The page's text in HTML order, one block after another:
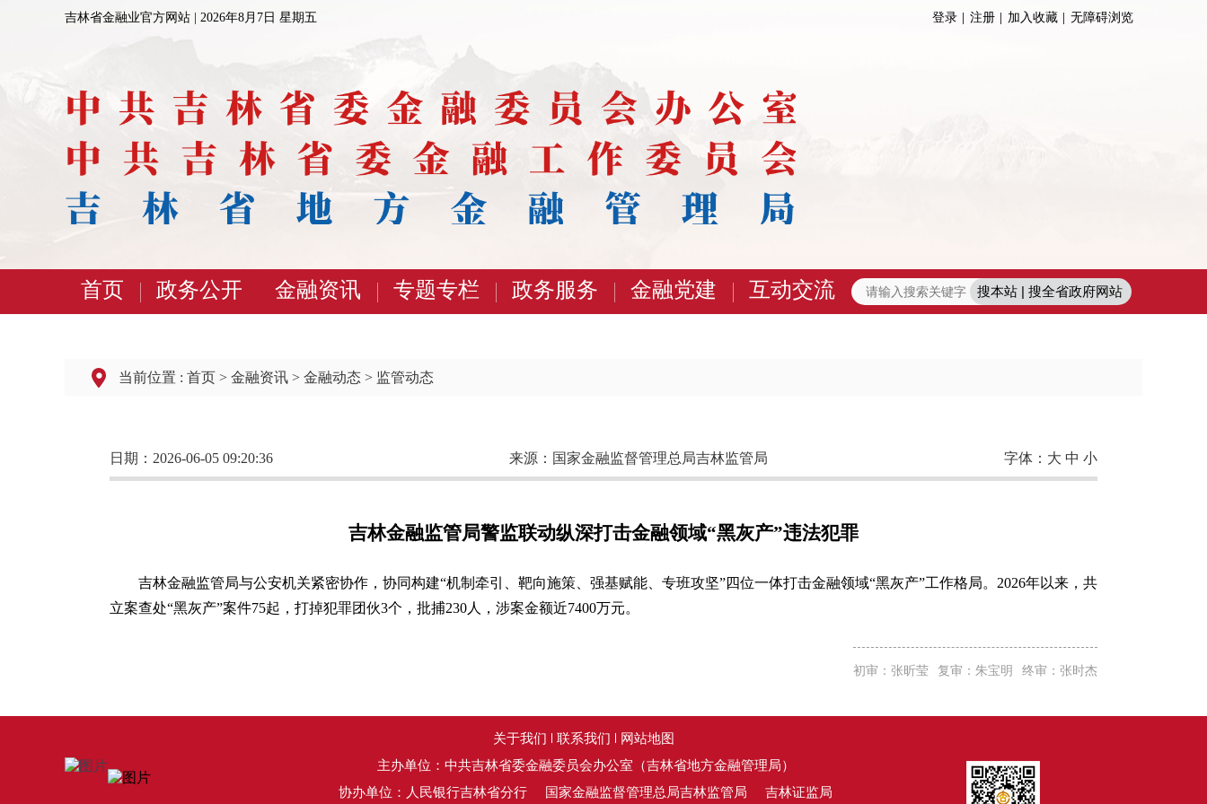
吉林省金融业官方网站 | 2026年8月7日 星期五 登录 注册 加入收藏 无障碍浏览
首页 政务公开 金融资讯 专题专栏 政务服务 金融党建 互动交流
当前位置 : 首页 > 金融资讯 > 金融动态 > 监管动态
日期：2026-06-05 09:20:36 来源： 国家金融监督管理总局吉林监管局 字体： 大 中 小
吉林金融监管局警监联动纵深打击金融领域“黑灰产”违法犯罪
吉林金融监管局与公安机关紧密协作，协同构建“机制牵引、靶向施策、强基赋能、专班攻坚”四位一体打击金融领域“黑灰产”工作格局。2026年以来，共
立案查处“黑灰产”案件75起，打掉犯罪团伙3个，批捕230人，涉案金额近7400万元。
初审：张昕莹 复审：朱宝明 终审：张时杰
关于我们 联系我们
网站地图
主办单位：中共吉林省委金融委员会办公室（吉林省地方金融管理局）
协办单位：人民银行吉林省分行
国家金融监督管理总局吉林监管局 吉林证监局